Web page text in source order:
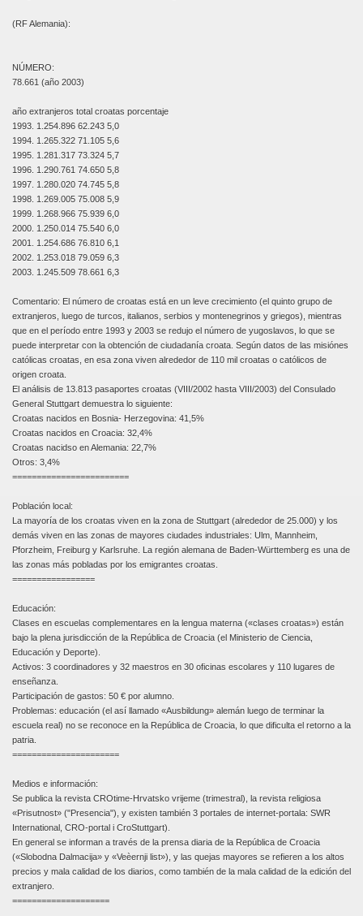
(RF Alemania):
NÚMERO:
78.661 (año 2003)
año extranjeros total croatas porcentaje
1993. 1.254.896 62.243 5,0
1994. 1.265.322 71.105 5,6
1995. 1.281.317 73.324 5,7
1996. 1.290.761 74.650 5,8
1997. 1.280.020 74.745 5,8
1998. 1.269.005 75.008 5,9
1999. 1.268.966 75.939 6,0
2000. 1.250.014 75.540 6,0
2001. 1.254.686 76.810 6,1
2002. 1.253.018 79.059 6,3
2003. 1.245.509 78.661 6,3
Comentario: El número de croatas está en un leve crecimiento (el quinto grupo de
extranjeros, luego de turcos, italianos, serbios y montenegrinos y griegos), mientras
que en el período entre 1993 y 2003 se redujo el número de yugoslavos, lo que se
puede interpretar con la obtención de ciudadanía croata. Según datos de las misiónes
católicas croatas, en esa zona viven alrededor de 110 mil croatas o católicos de
origen croata.
El análisis de 13.813 pasaportes croatas (VIII/2002 hasta VIII/2003) del Consulado
General Stuttgart demuestra lo siguiente:
Croatas nacidos en Bosnia- Herzegovina: 41,5%
Croatas nacidos en Croacia: 32,4%
Croatas nacidso en Alemania: 22,7%
Otros: 3,4%
========================
Población local:
La mayoría de los croatas viven en la zona de Stuttgart (alrededor de 25.000) y los
demás viven en las zonas de mayores ciudades industriales: Ulm, Mannheim,
Pforzheim, Freiburg y Karlsruhe. La región alemana de Baden-Württemberg es una de
las zonas más pobladas por los emigrantes croatas.
=================
Educación:
Clases en escuelas complementares en la lengua materna («clases croatas») están
bajo la plena jurisdicción de la República de Croacia (el Ministerio de Ciencia,
Educación y Deporte).
Activos: 3 coordinadores y 32 maestros en 30 oficinas escolares y 110 lugares de
enseñanza.
Participación de gastos: 50 € por alumno.
Problemas: educación (el así llamado «Ausbildung» alemán luego de terminar la
escuela real) no se reconoce en la República de Croacia, lo que dificulta el retorno a la
patria.
======================
Medios e información:
Se publica la revista CROtime-Hrvatsko vrijeme (trimestral), la revista religiosa
«Prisutnost» ("Presencia"), y existen también 3 portales de internet-portala: SWR
International, CRO-portal i CroStuttgart).
En general se informan a través de la prensa diaria de la República de Croacia
(«Slobodna Dalmacija» y «Veèernji list»), y las quejas mayores se refieren a los altos
precios y mala calidad de los diarios, como también de la mala calidad de la edición del
extranjero.
====================